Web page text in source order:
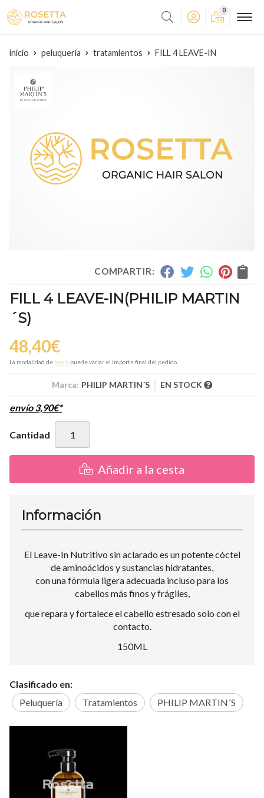
0
inicio peluquería tratamientos FILL 4 LEAVE-IN
COMPARTIR:
FILL 4 LEAVE-IN(PHILIP MARTIN
´S)
48,40€
La modalidad de envío puede variar el importe final del pedido.
Marca: PHILIP MARTIN´S EN STOCK
envío3,90€*
Cantidad
Añadir a la cesta
Información
El Leave-In Nutritivo sin aclarado es un potente cóctel
de aminoácidos y sustancias hidratantes,
con una fórmula ligera adecuada incluso para los
cabellos más finos y frágiles,
que repara y fortalece el cabello estresado solo con el
contacto.
150ML
Clasificado en:
Peluquería
Tratamientos PHILIP MARTIN´S